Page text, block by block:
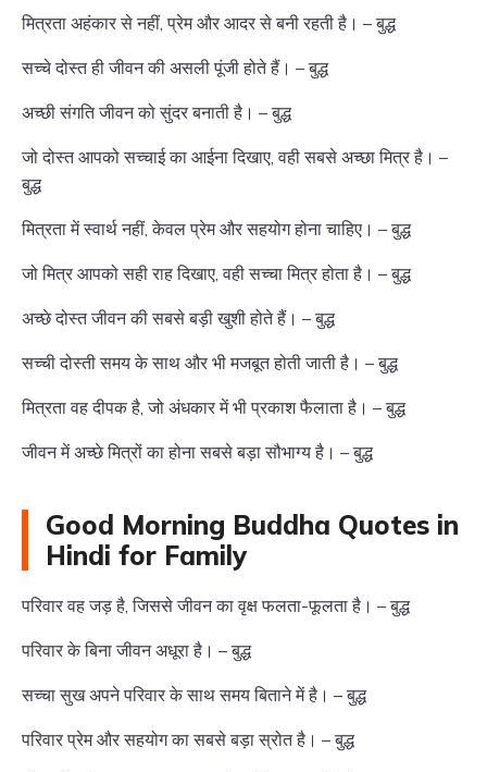
मित्रता अहंकार से नहीं, प्रेम और आदर से बनी रहती है। – बुद्ध
सच्चे दोस्त ही जीवन की असली पूंजी होते हैं। – बुद्ध
अच्छी संगति जीवन को सुंदर बनाती है। – बुद्ध
जो दोस्त आपको सच्चाई का आईना दिखाए, वही सबसे अच्छा मित्र है। –
बुद्ध
मित्रता में स्वार्थ नहीं, केवल प्रेम और सहयोग होना चाहिए। – बुद्ध
जो मित्र आपको सही राह दिखाए, वही सच्चा मित्र होता है। – बुद्ध
अच्छे दोस्त जीवन की सबसे बड़ी खुशी होते हैं। – बुद्ध
सच्ची दोस्ती समय के साथ और भी मजबूत होती जाती है। – बुद्ध
मित्रता वह दीपक है, जो अंधकार में भी प्रकाश फैलाता है। – बुद्ध
जीवन में अच्छे मित्रों का होना सबसे बड़ा सौभाग्य है। – बुद्ध
Good Morning Buddha Quotes in
Hindi for Family
परिवार वह जड़ है, जिससे जीवन का वृक्ष फलता-फूलता है। – बुद्ध
परिवार के बिना जीवन अधूरा है। – बुद्ध
सच्चा सुख अपने परिवार के साथ समय बिताने में है। – बुद्ध
परिवार प्रेम और सहयोग का सबसे बड़ा स्रोत है। – बुद्ध